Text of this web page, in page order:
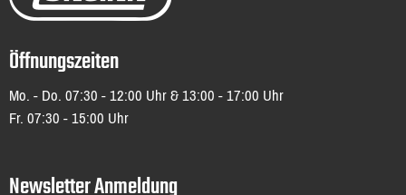
Öffnungszeiten
Mo. - Do. 07:30 - 12:00 Uhr & 13:00 - 17:00 Uhr
Fr. 07:30 - 15:00 Uhr
Newsletter Anmeldung